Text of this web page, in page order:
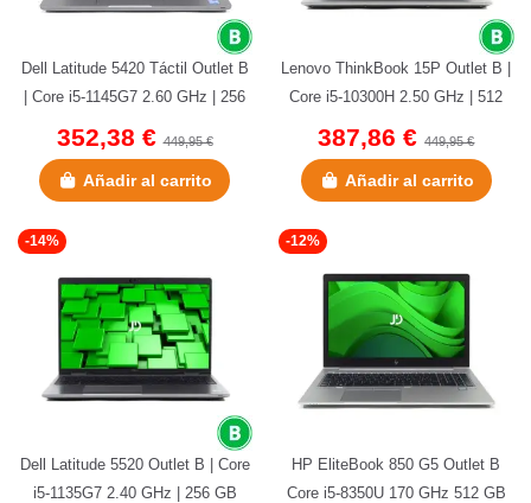
Dell Latitude 5420 Táctil Outlet B
| Core i5-1145G7 2.60 GHz | 256
GB NVMe | 8 GB DDR4...
352,38 €449,95 €
Añadir al carrito
Lenovo ThinkBook 15P Outlet B |
Core i5-10300H 2.50 GHz | 512
GB NVMe | 16 GB DDR4 |...
387,86 €449,95 €
Añadir al carrito
-14%
Dell Latitude 5520 Outlet B | Core
i5-1135G7 2.40 GHz | 256 GB
-12%
HP EliteBook 850 G5 Outlet B
Core i5-8350U 170 GHz 512 GB